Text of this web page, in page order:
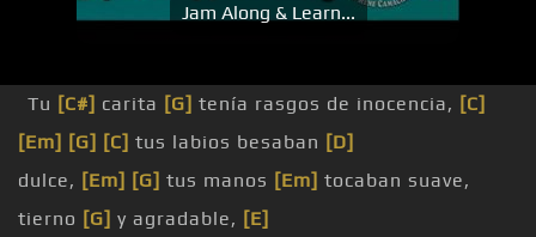
Jam Along & Learn...
Tu [C#] carita [G] tenía rasgos de inocencia, [C]
[Em] [G] [C] tus labios besaban [D]
dulce, [Em] [G] tus manos [Em] tocaban suave,
tierno [G] y agradable, [E]